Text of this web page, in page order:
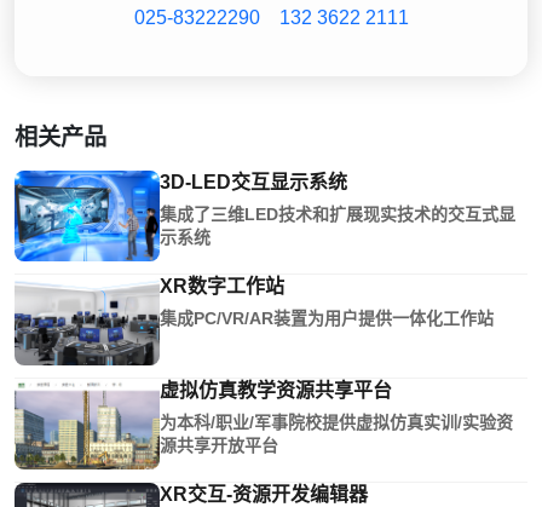
025-83222290 132 3622 2111
相关产品
3D-LED交互显示系统
集成了三维LED技术和扩展现实技术的交互式显
示系统
XR数字工作站
集成PC/VR/AR装置为用户提供一体化工作站
虚拟仿真教学资源共享平台
为本科/职业/军事院校提供虚拟仿真实训/实验资
源共享开放平台
XR交互-资源开发编辑器